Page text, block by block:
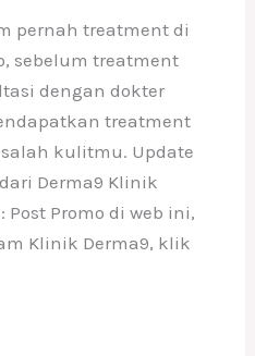
pernah treatment di
sebelum treatment
dengan dokter
treatment
kulitmu. Update
Derma9 Klinik
Promo di web ini,
Klinik Derma9, klik